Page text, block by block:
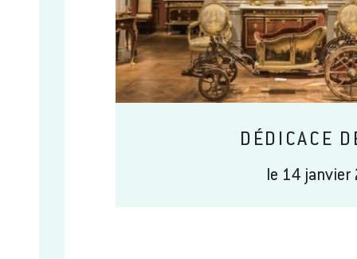
DÉDICACE
le 14 janvier